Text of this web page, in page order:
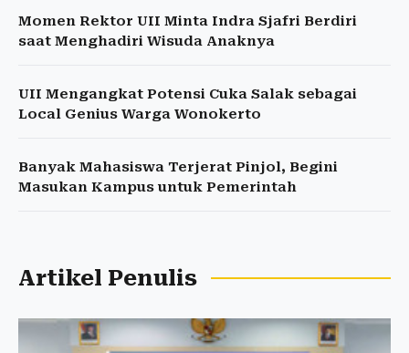
Momen Rektor UII Minta Indra Sjafri Berdiri
saat Menghadiri Wisuda Anaknya
UII Mengangkat Potensi Cuka Salak sebagai
Local Genius Warga Wonokerto
Banyak Mahasiswa Terjerat Pinjol, Begini
Masukan Kampus untuk Pemerintah
Artikel Penulis